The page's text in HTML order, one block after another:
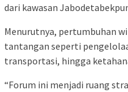
dari kawasan
Menurutnya, pertumbuhan
tantangan seperti
transportasi, hingga
“Forum ini menjadi ruang